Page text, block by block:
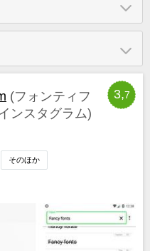
3,7
(フォンティフ
ンスタグラム)
そのほか